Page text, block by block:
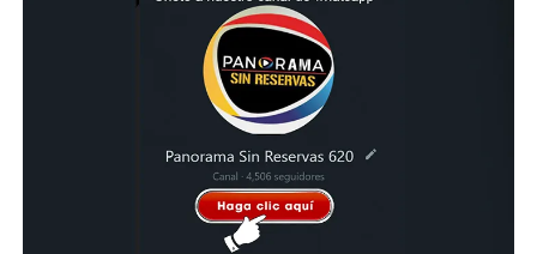
dudó en señalar la épica cinta protagonizada por
Leonardo DiCaprio y Kate Winslet. Aunque
rompió récords de taquilla y se convirtió en un referente
del cine, el conductor argumentó que su impacto ha sido
exagerado y que representa muchos de los problemas
que él ve en la industria cinematográfica.
Su declaración ha generado un intenso debate entre
cinéfilos y seguidores del programa. ¿Coincides con